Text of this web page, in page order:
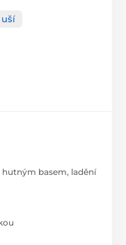
uší
basem, ladění